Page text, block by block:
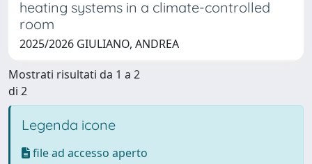
heating systems in a climate-controlled
room
2025/2026 GIULIANO, ANDREA
Mostrati risultati da 1 a 2
di 2
Legenda icone
file ad accesso aperto